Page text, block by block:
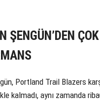
ŞENGÜN’DEN
Portland Trail Blazers
kalmadı, aynı zamanda